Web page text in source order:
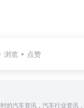
浏览 点赞